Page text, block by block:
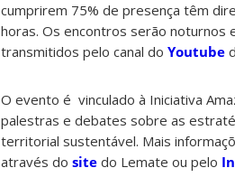
cumprirem 75% de presença têm
horas. Os encontros serão noturnos
transmitidos pelo canal do Youtube
O evento é vinculado à Iniciativa
palestras e debates sobre as
territorial sustentável. Mais
através do site do Lemate ou pelo